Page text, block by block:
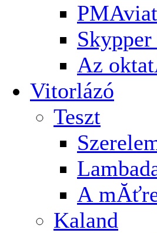
Az
Vitorlázó
Teszt
A
Kaland